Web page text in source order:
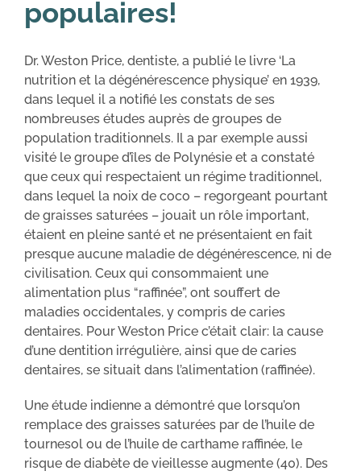
populaires!
Dr. Weston Price, dentiste, a publié le livre ‘La
nutrition et la dégénérescence physique’ en 1939,
dans lequel il a notifié les constats de ses
nombreuses études auprès de groupes de
population traditionnels. Il a par exemple aussi
visité le groupe d’îles de Polynésie et a constaté
que ceux qui respectaient un régime traditionnel,
dans lequel la noix de coco – regorgeant pourtant
de graisses saturées – jouait un rôle important,
étaient en pleine santé et ne présentaient en fait
presque aucune maladie de dégénérescence, ni de
civilisation. Ceux qui consommaient une
alimentation plus “raffinée”, ont souffert de
maladies occidentales, y compris de caries
dentaires. Pour Weston Price c’était clair: la cause
d’une dentition irrégulière, ainsi que de caries
dentaires, se situait dans l’alimentation (raffinée).
Une étude indienne a démontré que lorsqu’on
remplace des graisses saturées par de l’huile de
tournesol ou de l’huile de carthame raffinée, le
risque de diabète de vieillesse augmente (40). Des